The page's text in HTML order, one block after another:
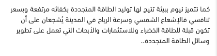
كما تتميز نيوم ببيئة تتيح لها توليد الطاقة المتجددة بكفائه مرتفعة وبسعر
تنافسي فالإشعاع الشمسي وسرعة الرياح في المدينة يُشجعان على أن
تكون قبلة للطاقة الخضراء وللاستثمارات والأبحاث التي تعمل على تطوير
وسائل الطاقة المتجددة..